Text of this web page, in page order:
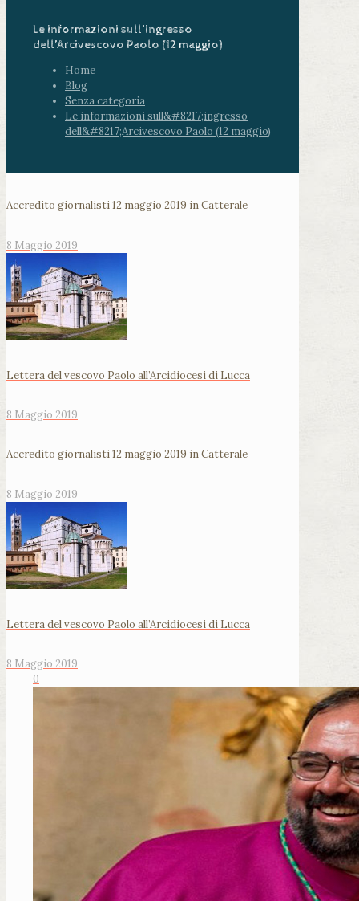
Le informazioni sull’ingresso
dell’Arcivescovo Paolo (12 maggio)
Home
Blog
Senza categoria
Le informazioni sull&#8217;ingresso
dell&#8217;Arcivescovo Paolo (12 maggio)
Accredito giornalisti 12 maggio 2019 in Catterale
8 Maggio 2019
Lettera del vescovo Paolo all’Arcidiocesi di Lucca
8 Maggio 2019
Accredito giornalisti 12 maggio 2019 in Catterale
8 Maggio 2019
Lettera del vescovo Paolo all’Arcidiocesi di Lucca
8 Maggio 2019
0